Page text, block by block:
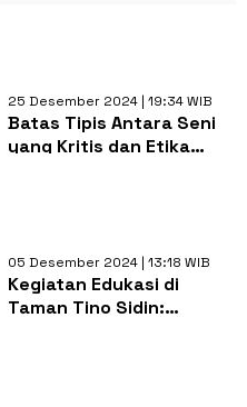
25 Desember 2024 | 19:34 WIB
Batas Tipis Antara Seni
yang Kritis dan Etika
05 Desember 2024 | 13:18 WIB
Kegiatan Edukasi di
Taman Tino Sidin: